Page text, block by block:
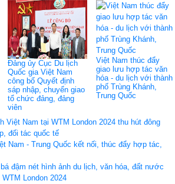
Đảng ủy Cục Du lịch
Quốc gia Việt Nam
công bố Quyết định
sáp nhập, chuyển giao
tổ chức đảng, đảng
viên
Việt Nam thúc đẩy
giao lưu hợp tác văn
hóa - du lịch với thành
phố Trùng Khánh,
Trung Quốc
Việt Nam tại WTM London 2024 thu hút đông
đối tác quốc tế
Nam - Trung Quốc kết nối, thúc đẩy hợp tác,
đậm nét hình ảnh du lịch, văn hóa, đất nước
London 2024